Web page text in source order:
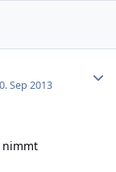
Sep 2013
nimmt